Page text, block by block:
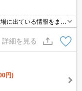
に出ている情報をまと
イムの空室状況をご確
詳細を見る
円)